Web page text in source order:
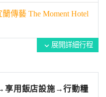
蘭傳藝 The Moment Hotel
expand_more 展開詳細行程
享用飯店設施→行動糧